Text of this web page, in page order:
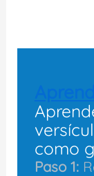
como
Paso 1: